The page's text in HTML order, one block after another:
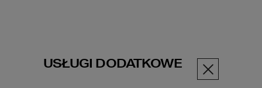
USŁUGI DODATKOWE